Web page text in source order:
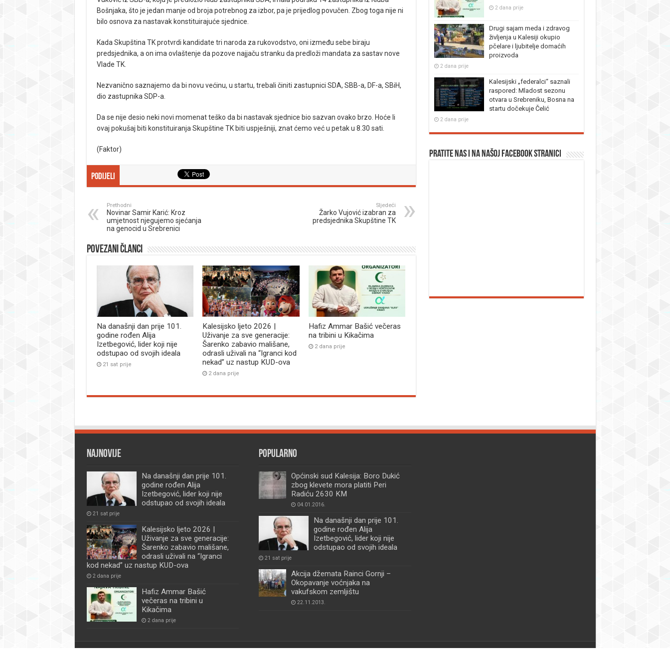
Bošnjaka, što je jedan manje od broja potrebnog za izbor, pa je prijedlog povučen. Zbog toga nije ni
bilo osnova za nastavak konstituirajuće sjednice.
Kada Skupština TK protvrdi kandidate tri naroda za rukovodstvo, oni između sebe biraju
predsjednika, a on ima ovlaštenje da pozove najjaču stranku da predloži mandata za sastav nove
Vlade TK.
Nezvanično saznajemo da bi novu većinu, u startu, trebali činiti zastupnici SDA, SBB-a, DF-a, SBiH,
dio zastupnika SDP-a.
Da se nije desio neki novi momenat teško da bi nastavak sjednice bio sazvan ovako brzo. Hoće li
ovaj pokušaj biti konstituiranja Skupštine TK biti uspješniji, znat ćemo već u petak u 8.30 sati.
(Faktor)
Podijeli
Prethodni
Novinar Samir Karić: Kroz
umjetnost njegujemo sjećanja
na genocid u Srebrenici
Sljedeći
Žarko Vujović izabran za
predsjednika Skupštine TK
Povezani članci
Na današnji dan prije 101.
godine rođen Alija
Izetbegović, lider koji nije
odstupao od svojih ideala
21 sat prije
Kalesijsko ljeto 2026 |
Uživanje za sve generacije:
Šarenko zabavio mališane,
odrasli uživali na “Igranci kod
nekad” uz nastup KUD-ova
2 dana prije
Hafiz Ammar Bašić večeras
na tribini u Kikačima
2 dana prije
2 dana prije
Drugi sajam meda i zdravog
življenja u Kalesiji okupio
pčelare i ljubitelje domaćih
proizvoda
2 dana prije
Kalesijski „federalci“ saznali
raspored: Mladost sezonu
otvara u Srebreniku, Bosna na
startu dočekuje Čelić
2 dana prije
Pratite nas i na našoj facebook stranici
Najnovije
Na današnji dan prije 101.
godine rođen Alija
Izetbegović, lider koji nije
odstupao od svojih ideala
21 sat prije
Kalesijsko ljeto 2026 |
Uživanje za sve generacije:
Šarenko zabavio mališane,
odrasli uživali na “Igranci
kod nekad” uz nastup KUD-ova
2 dana prije
Hafiz Ammar Bašić
večeras na tribini u
Kikačima
2 dana prije
Popularno
Općinski sud Kalesija: Boro Dukić
zbog klevete mora platiti Peri
Radiću 2630 KM
04.01.2016.
Na današnji dan prije 101.
godine rođen Alija
Izetbegović, lider koji nije
odstupao od svojih ideala
21 sat prije
Akcija džemata Rainci Gornji –
Okopavanje voćnjaka na
vakufskom zemljištu
22.11.2013.